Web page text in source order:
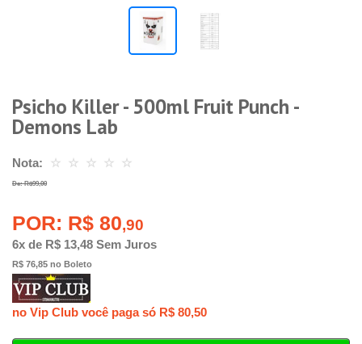
Psicho Killer - 500ml Fruit Punch -
Demons Lab
Nota: ☆ ☆ ☆ ☆ ☆
De: R$99,00
POR: R$ 80,90
6x de R$ 13,48 Sem Juros
R$ 76,85 no Boleto
no Vip Club você paga só R$ 80,50